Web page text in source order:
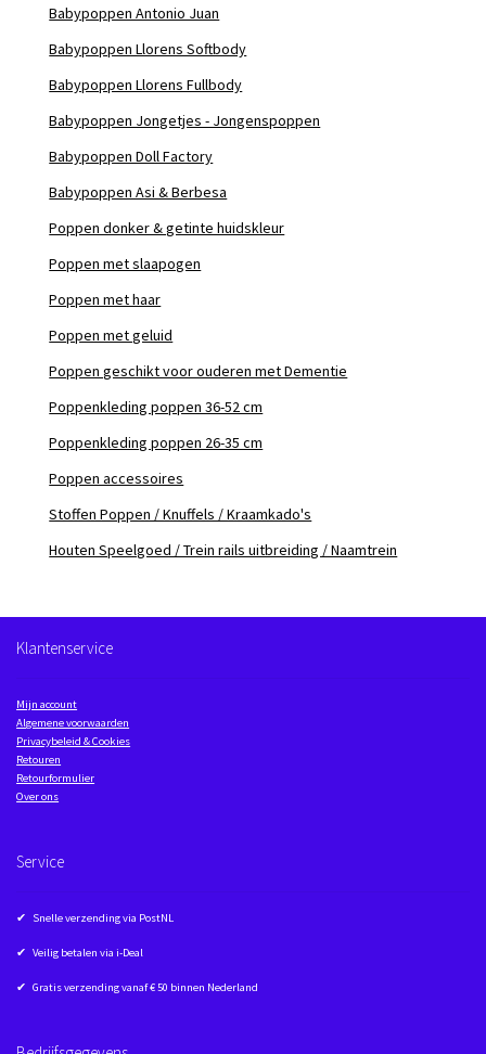
Babypoppen Antonio Juan
Babypoppen Llorens Softbody
Babypoppen Llorens Fullbody
Babypoppen Jongetjes - Jongenspoppen
Babypoppen Doll Factory
Babypoppen Asi & Berbesa
Poppen donker & getinte huidskleur
Poppen met slaapogen
Poppen met haar
Poppen met geluid
Poppen geschikt voor ouderen met Dementie
Poppenkleding poppen 36-52 cm
Poppenkleding poppen 26-35 cm
Poppen accessoires
Stoffen Poppen / Knuffels / Kraamkado's
Houten Speelgoed / Trein rails uitbreiding / Naamtrein
Klantenservice
Mijn account
Algemene voorwaarden
Privacybeleid & Cookies
Retouren
Retourformulier
Over ons
Service
✔ Snelle verzending via PostNL
✔ Veilig betalen via i-Deal
✔ Gratis verzending vanaf € 50 binnen Nederland